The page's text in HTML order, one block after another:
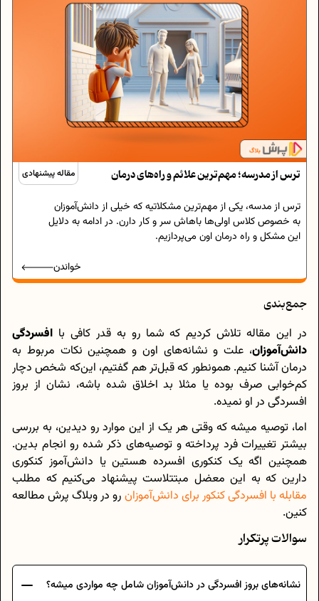
مقاله پیشنهادی ترس از مدرسه؛ مهم‌ترین علائم و راه‌های درمان
ترس از مدسه، یکی از‌ مهم‌ترین مشکلاتیه که خیلی از دانش‌آموزان
به خصوص کلاس اولی‌ها باهاش سر و کار دارن. در ادامه به دلایل
این مشکل و راه‌ درمان اون می‌پردازیم.
خواندن
جمع‌بندی
در این مقاله تلاش کردیم که شما رو به قدر کافی با افسردگی
دانش‌آموزان، علت و نشانه‌های اون و همچنین نکات مربوط به
درمان آشنا کنیم. همونطور که قبل‌تر هم گفتیم، این‌که شخص دچار
کم‌خوابی صرف بوده یا مثلا بد اخلاق شده باشه، نشان از بروز
افسردگی در او نمیده.
اما، توصیه میشه که وقتی هر یک از این موارد رو دیدین، به بررسی
بیشتر تغییرات فرد پرداخته و توصیه‌های ذکر شده رو انجام بدین.
همچنین اگه یک کنکوری افسرده هستین یا دانش‌آموز کنکوری
دارین که به این معضل مبتتلاست پیشنهاد می‌کنیم که مطلب
مقابله با افسردگی کنکور برای دانش‌‌آموزان رو در وبلاگ پرش مطالعه
کنین.
سوالات پرتکرار
نشانه‌های بروز افسردگی در دانش‌آموزان شامل چه مواردی میشه؟